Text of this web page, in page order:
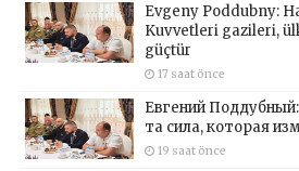
Evgeny Poddubny:
Kuvvetleri gazileri,
güçtür
17 saat önce
Евгений
та сила, которая
19 saat önce